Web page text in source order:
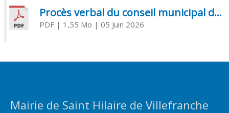
Procès verbal du conseil municipal du 05 juin 2026
PDF| 1,55 Mo | 05 Juin 2026
Mairie de Saint Hilaire de Villefranche